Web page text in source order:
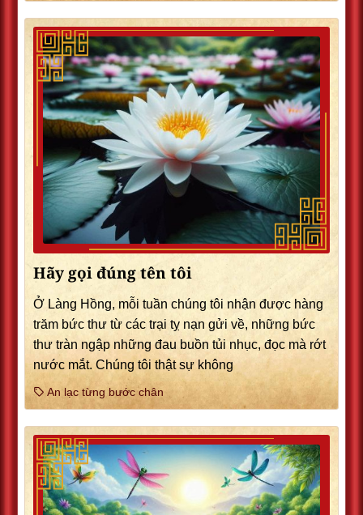
Hãy gọi đúng tên tôi
Ở Làng Hồng, mỗi tuần chúng tôi nhận được hàng
trăm bức thư từ các trại tỵ nạn gửi về, những bức
thư tràn ngập những đau buồn tủi nhục, đọc mà rớt
nước mắt. Chúng tôi thật sự không
An lạc từng bước chân